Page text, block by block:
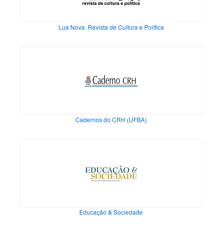
Lua Nova. Revista de Cultura e Política
Cadernos do CRH (UFBA)
Educação & Sociedade